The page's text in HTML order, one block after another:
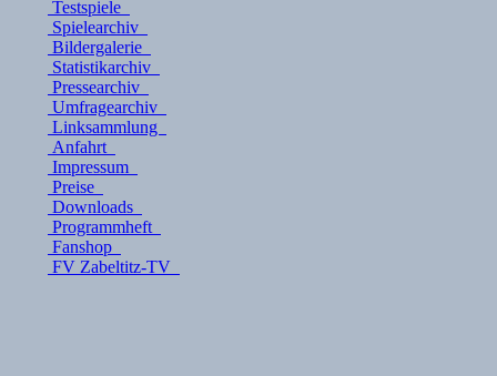
Testspiele
Spielearchiv
Bildergalerie
Statistikarchiv
Pressearchiv
Umfragearchiv
Linksammlung
Anfahrt
Impressum
Preise
Downloads
Programmheft
Fanshop
FV Zabeltitz-TV